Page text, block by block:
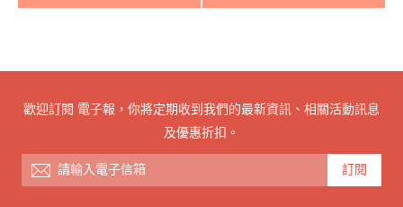
歡迎訂閱 電子報，你將定期收到我們的最新資訊、相關活動訊息
及優惠折扣。
訂閱